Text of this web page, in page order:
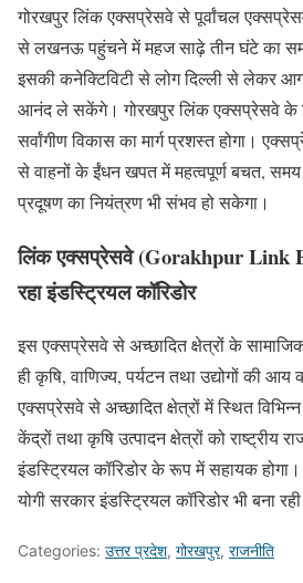
गोरखपुर लिंक एक्सप्रेसवे से पूर्वांचल
से लखनऊ पहुंचने में महज साढ़े तीन घंटे का
इसकी कनेक्टिविटी से लोग दिल्ली से लेकर
आनंद ले सकेंगे। गोरखपुर लिंक एक्सप्रेसवे के
सर्वांगीण विकास का मार्ग प्रशस्त होगा।
से वाहनों के ईंधन खपत में महत्वपूर्ण बचत, समय
प्रदूषण का नियंत्रण भी संभव हो सकेगा।
लिंक एक्सप्रेसवे (Gorakhpur Link
रहा इंडस्ट्रियल कॉरिडोर
इस एक्सप्रेसवे से अच्छादित क्षेत्रों के
ही कृषि, वाणिज्य, पर्यटन तथा उद्योगों की आय
एक्सप्रेसवे से अच्छादित क्षेत्रों में स्थित
केंद्रों तथा कृषि उत्पादन क्षेत्रों को राष्ट्रीय
इंडस्ट्रियल कॉरिडोर के रूप में सहायक
योगी सरकार इंडस्ट्रियल कॉरिडोर भी बना
Categories: उत्तर प्रदेश, गोरखपुर, राजनीति